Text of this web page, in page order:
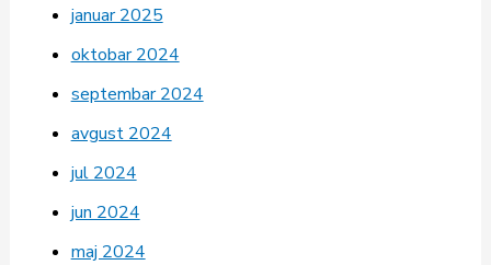
januar 2025
oktobar 2024
septembar 2024
avgust 2024
jul 2024
jun 2024
maj 2024